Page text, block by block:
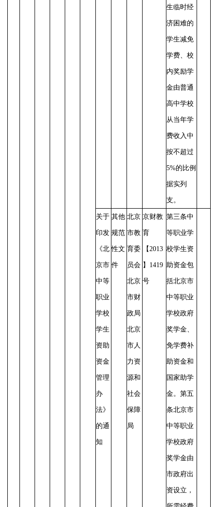
生临时经
济困难的
学生减免
学费、校
内奖励学
金由普通
高中学校
从当年学
费收入中
按不超过
5%的比例
据实列
支。
关于
印发
《北
京市
中等
职业
学校
学生
资助
资金
管理
办
法》
的通
知
其他
规范
性文
件
北京
市教
育委
员会
北京
市财
政局
北京
市人
力资
源和
社会
保障
局
京财教
育
【 2013
】1419
号
第三条中
等职业学
校学生资
助资金包
括北京市
中等职业
学校政府
奖学金、
免学费补
助资金和
国家助学
金。第五
条北京市
中等职业
学校政府
奖学金由
市政府出
资设立，